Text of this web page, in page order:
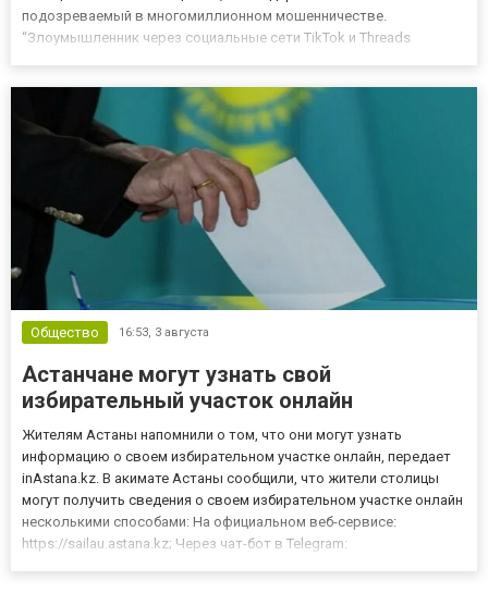
подозреваемый в многомиллионном мошенничестве.
“Злоумышленник через социальные сети TikTok и Threads
посредством видеозвонков, вход...
Общество 16:53, 3 августа
Астанчане могут узнать свой
избирательный участок онлайн
Жителям Астаны напомнили о том, что они могут узнать
информацию о своем избирательном участке онлайн, передает
inAstana.kz. В акимате Астаны сообщили, что жители столицы
могут получить сведения о своем избирательном участке онлайн
несколькими способами: На официальном веб-сервисе:
https://sailau.astana.kz; Через чат-бот в Telegram: